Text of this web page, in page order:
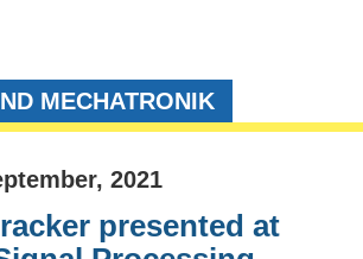
MECHATRONIK
2021
presented at